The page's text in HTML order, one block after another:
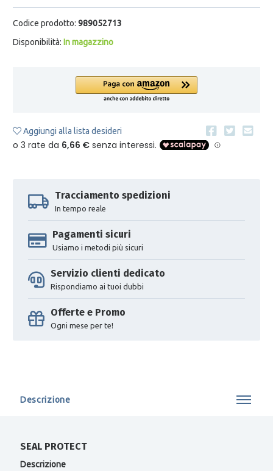
Codice prodotto: 989052713
Disponibilità: In magazzino
Aggiungi alla lista desideri
Tracciamento spedizioni
In tempo reale
Pagamenti sicuri
Usiamo i metodi più sicuri
Servizio clienti dedicato
Rispondiamo ai tuoi dubbi
Offerte e Promo
Ogni mese per te!
Descrizione
SEAL PROTECT
Descrizione